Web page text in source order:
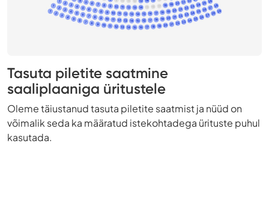
Tasuta piletite saatmine
saaliplaaniga üritustele
Oleme täiustanud tasuta piletite saatmist ja nüüd on
võimalik seda ka määratud istekohtadega ürituste puhul
kasutada.